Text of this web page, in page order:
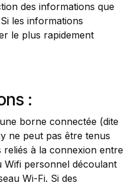
des informations que
les informations
le plus rapidement
:
borne connectée (dite
ne peut pas être tenus
à la connexion entre
personnel découlant
Wi-Fi. Si des